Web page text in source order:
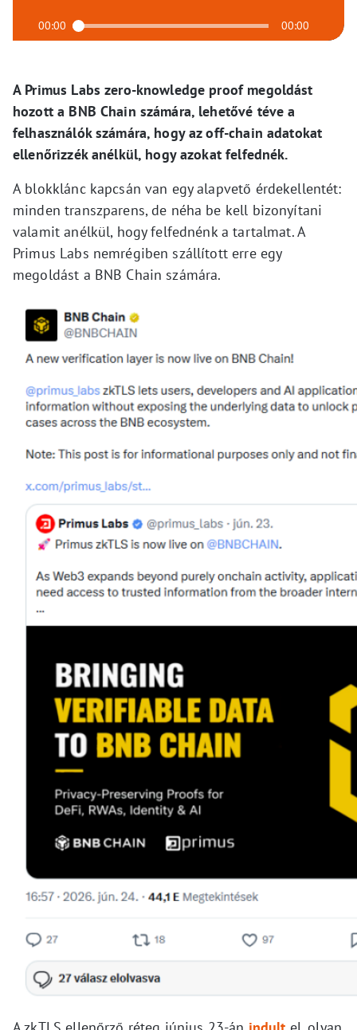
00:00 00:00
A Primus Labs zero-knowledge proof megoldást
hozott a BNB Chain számára, lehetővé téve a
felhasználók számára, hogy az off-chain adatokat
ellenőrizzék anélkül, hogy azokat felfednék.
A blokklánc kapcsán van egy alapvető érdekellentét:
minden transzparens, de néha be kell bizonyítani
valamit anélkül, hogy felfednénk a tartalmat. A
Primus Labs nemrégiben szállított erre egy
megoldást a BNB Chain számára.